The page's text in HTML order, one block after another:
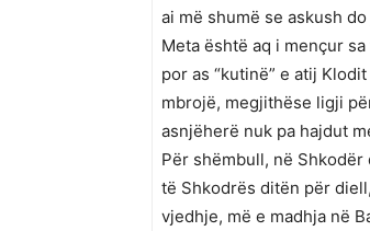
ai më shumë se askush
Meta është aq i mençur
por as “kutinë” e atij
mbrojë, megjithëse ligji
asnjëherë nuk pa hajdut
Për shëmbull, në
të Shkodrës ditën për
vjedhje, më e madhja në